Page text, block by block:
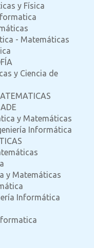
y Física
- Matemáticas
y Ciencia de
y Matemáticas
Informática
y Matemáticas
Informática